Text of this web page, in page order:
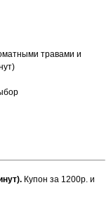
травами и
Купон за 1200р. и